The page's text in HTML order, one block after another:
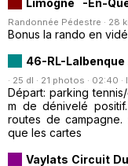
Randonnée Pédestre · 28
Bonus la rando en
46-RL-Lalbenque
· 25 dl · 21 photos · 02:40 ·
Départ: parking
m de dénivelé
routes de
que les cartes
Vaylats Circuit